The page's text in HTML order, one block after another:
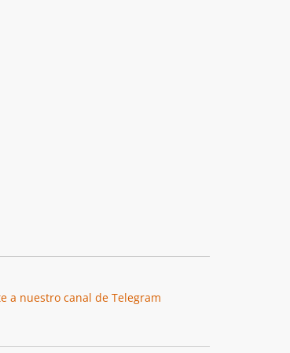
a nuestro canal de Telegram